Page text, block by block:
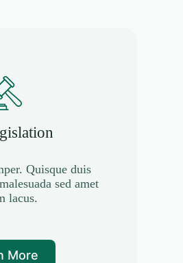
Quisque duis
sed amet
lacus.
More